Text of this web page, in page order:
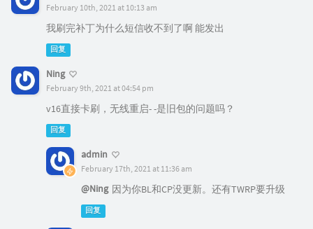
February 10th, 2021 at 10:13 am
我刷完补丁为什么短信收不到了啊 能发出
回复
Ning
February 9th, 2021 at 04:54 pm
v16直接卡刷，无线重启- -是旧包的问题吗？
回复
admin
February 17th, 2021 at 11:36 am
@Ning 因为你BL和CP没更新。还有TWRP要升级
回复